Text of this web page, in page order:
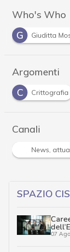
Who's Who
G
Giuditta
Argomenti
C
cyber risk
Canali
e analisi Cyber
SPAZIO
07